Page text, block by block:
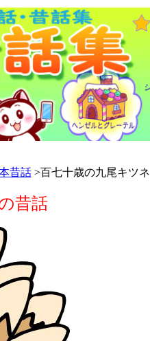
昔話>百七十歳の九尾キツネ
昔話